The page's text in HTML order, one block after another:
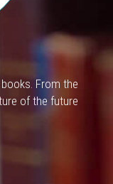
From the
of the future